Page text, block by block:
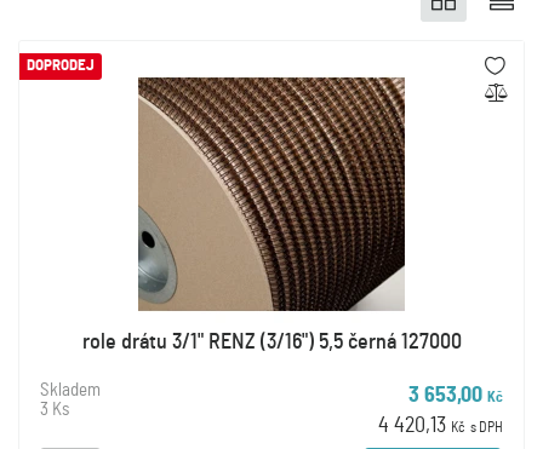
DOPRODEJ
role drátu 3/1" RENZ (3/16") 5,5 černá 127000
Skladem
3 Ks
3 653,00 Kč
4 420,13 Kč s DPH